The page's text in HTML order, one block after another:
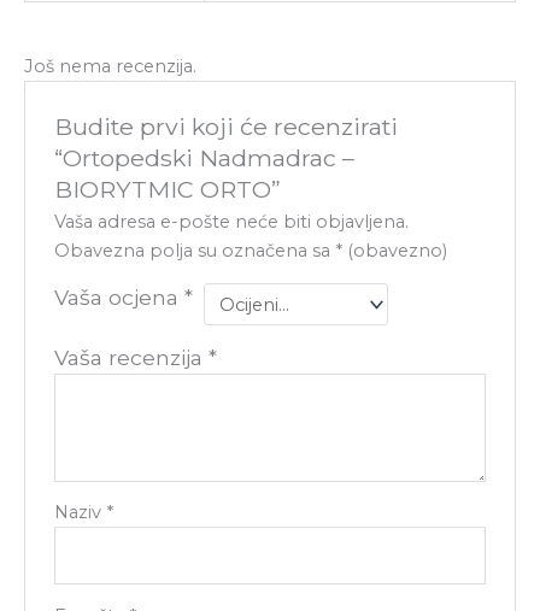
Još nema recenzija.
Budite prvi koji će recenzirati
“Ortopedski Nadmadrac –
BIORYTMIC ORTO”
Vaša adresa e-pošte neće biti objavljena.
Obavezna polja su označena sa * (obavezno)
Vaša ocjena*
Vaša recenzija*
Naziv *